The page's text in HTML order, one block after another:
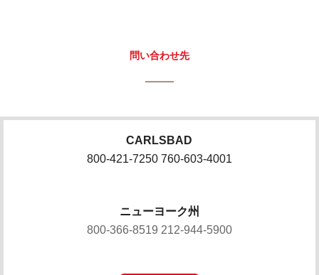
問い合わせ先
CARLSBAD
800-421-7250 760-603-4001
ニューヨーク州
800-366-8519 212-944-5900